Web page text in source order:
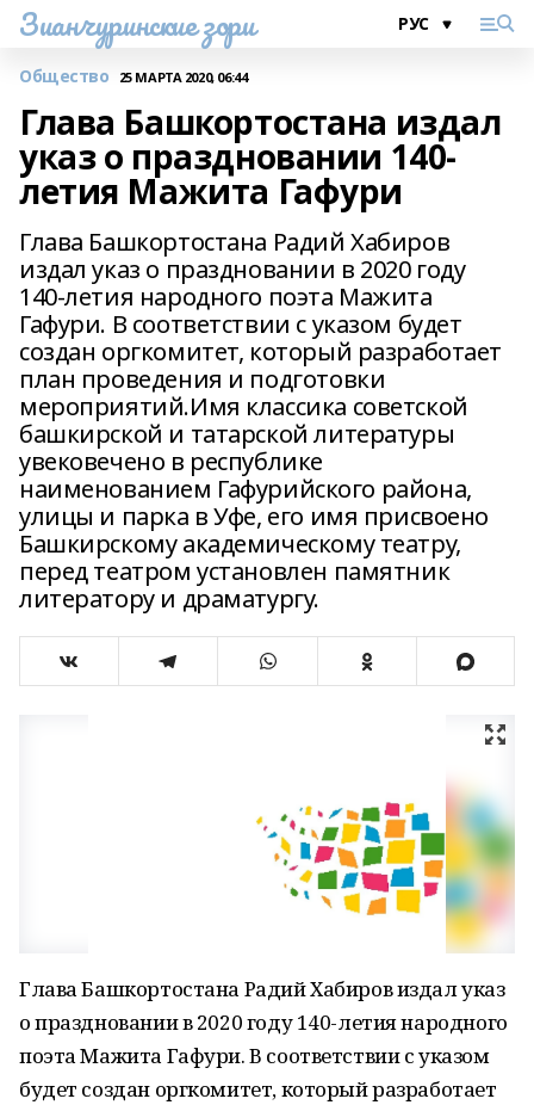
Зианчуринские зори
Общество 25 МАРТА 2020, 06:44
Глава Башкортостана издал
указ о праздновании 140-
летия Мажита Гафури
Глава Башкортостана Радий Хабиров
издал указ о праздновании в 2020 году
140-летия народного поэта Мажита
Гафури. В соответствии с указом будет
создан оргкомитет, который разработает
план проведения и подготовки
мероприятий.Имя классика советской
башкирской и татарской литературы
увековечено в республике
наименованием Гафурийского района,
улицы и парка в Уфе, его имя присвоено
Башкирскому академическому театру,
перед театром установлен памятник
литератору и драматургу.
Глава Башкортостана Радий Хабиров издал указ
о праздновании в 2020 году 140-летия народного
поэта Мажита Гафури. В соответствии с указом
будет создан оргкомитет, который разработает